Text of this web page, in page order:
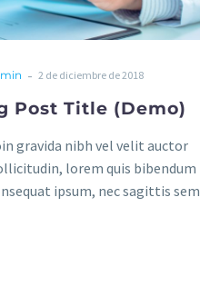
- 2 de diciembre de 2018
Post Title (Demo)
gravida nibh vel velit auctor
lorem quis bibendum
ipsum, nec sagittis sem